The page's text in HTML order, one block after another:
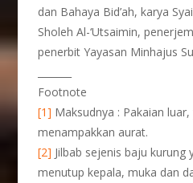
dan Bahaya Bid’ah, karya
Sholeh Al-‘Utsaimin,
penerbit Yayasan Minhajus
Footnote
[1] Maksudnya : Pakaian
menampakkan aurat.
[2] Jilbab sejenis baju kurung
menutup kepala, muka dan